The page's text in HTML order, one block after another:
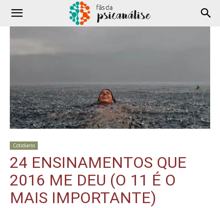
Cotidiano
24 ENSINAMENTOS QUE
2016 ME DEU (O 11 É O
MAIS IMPORTANTE)